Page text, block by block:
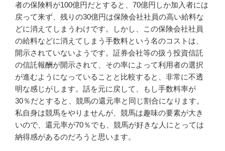
者の保険料が100億円だとすると、70億円しか加入者には
戻って来ず、残りの30億円は保険会社社員の高い給料な
どに消えてしまうわけです。しかし、この保険会社社員
の給料などに消えてしまう手数料という名のコストは、
開示されていないようです。証券会社等の扱う投資信託
の信託報酬が開示されて、その率によって利用者の選択
が進むようになっていることと比較すると、非常に不透
明な感じがします。話を元に戻して、もし手数料率が
30％だとすると、競馬の還元率と同じ割合になります。
私自身は競馬をやりませんが、競馬は趣味の要素が大き
いので、還元率が70％でも、競馬が好きな人にとっては
納得感があるのだろうと思います。